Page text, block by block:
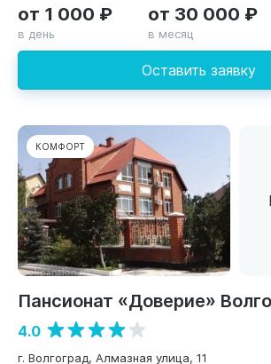
Оставить заявку
от 1 000 ₽
в день
от 30 000 ₽
в месяц
КОМФОРТ
Пансионат «Доверие»
4.0
г. Волгоград, Алмазная улица, 11